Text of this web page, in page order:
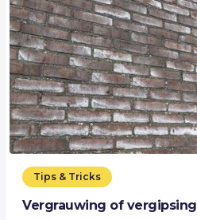
Tips & Tricks
Vergrauwing of vergipsing